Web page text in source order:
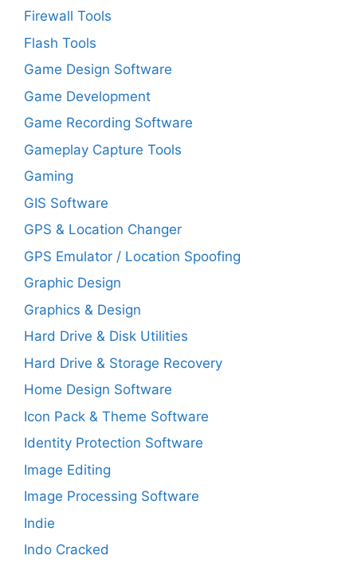
Firewall Tools
Flash Tools
Game Design Software
Game Development
Game Recording Software
Gameplay Capture Tools
Gaming
GIS Software
GPS & Location Changer
GPS Emulator / Location Spoofing
Graphic Design
Graphics & Design
Hard Drive & Disk Utilities
Hard Drive & Storage Recovery
Home Design Software
Icon Pack & Theme Software
Identity Protection Software
Image Editing
Image Processing Software
Indie
Indo Cracked